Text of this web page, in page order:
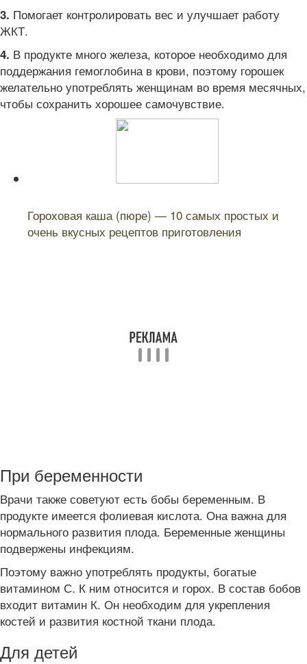
3. Помогает контролировать вес и улучшает работу
ЖКТ.
4. В продукте много железа, которое необходимо для
поддержания гемоглобина в крови, поэтому горошек
желательно употреблять женщинам во время месячных,
чтобы сохранить хорошее самочувствие.
Гороховая каша (пюре) — 10 самых простых и
очень вкусных рецептов приготовления
При беременности
Врачи также советуют есть бобы беременным. В
продукте имеется фолиевая кислота. Она важна для
нормального развития плода. Беременные женщины
подвержены инфекциям.
Поэтому важно употреблять продукты, богатые
витамином С. К ним относится и горох. В состав бобов
входит витамин К. Он необходим для укрепления
костей и развития костной ткани плода.
Для детей